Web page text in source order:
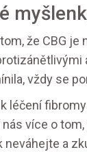
že CBG
vždy se
k léčení
nás více o
neváhejte a